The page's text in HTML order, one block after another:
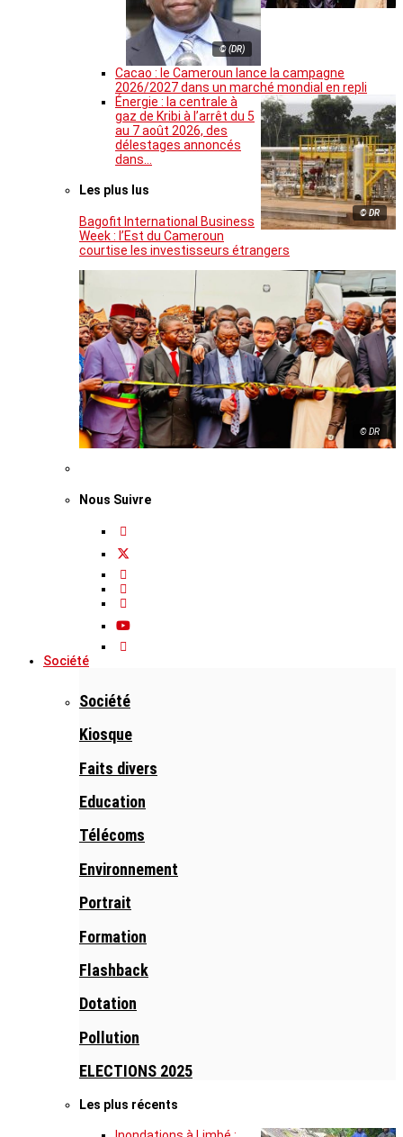
© (DR)
Cacao : le Cameroun lance la campagne
2026/2027 dans un marché mondial en repli
© DR
Énergie : la centrale à
gaz de Kribi à l’arrêt du 5
au 7 août 2026, des
délestages annoncés
dans…
Les plus lus
Bagofit International Business
Week : l’Est du Cameroun
courtise les investisseurs étrangers
© DR
Nous Suivre
Société
Société
Kiosque
Faits divers
Education
Télécoms
Environnement
Portrait
Formation
Flashback
Dotation
Pollution
ELECTIONS 2025
Les plus récents